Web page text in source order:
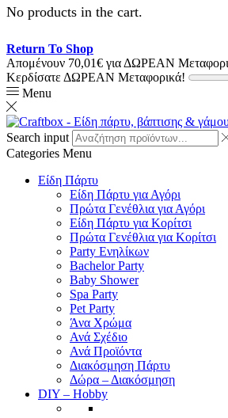
No products in the cart.
Return To Shop
Απομένουν 70,01€ για ΔΩΡΕΑΝ
Κερδίσατε ΔΩΡΕΑΝ Μεταφορικά!
Menu
Search input
Categories Menu
Είδη Πάρτυ
Είδη Πάρτυ για Αγόρι
Πρώτα Γενέθλια για Αγόρι
Είδη Πάρτυ για Κορίτσι
Πρώτα Γενέθλια για Κορίτσι
Party Ενηλίκων
Bachelor Party
Baby Shower
Spa Party
Pet Party
Άνα Χρώμα
Ανά Σχέδιο
Ανά Προϊόντα
Διακόσμηση Πάρτυ
Δώρα – Διακόσμηση
DIY – Hobby